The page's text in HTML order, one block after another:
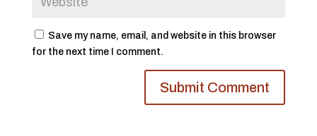
Save my name, email, and website in this browser
for the next time I comment.